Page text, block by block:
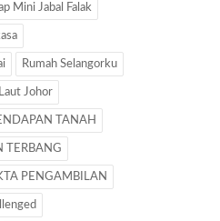
Mini Jabal Falak
Rumah Selangorku
Laut Johor
TANAH
TERBANG
PENGAMBILAN